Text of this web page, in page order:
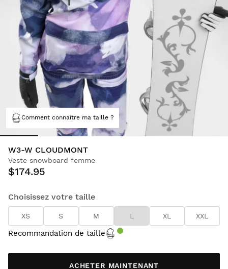
Comment connaître ma taille ?
W3-W CLOUDMONT
Veste snowboard femme
$174.95
Choisissez votre taille
XS S M L XL XXL
Recommandation de taille
ACHETER MAINTENANT